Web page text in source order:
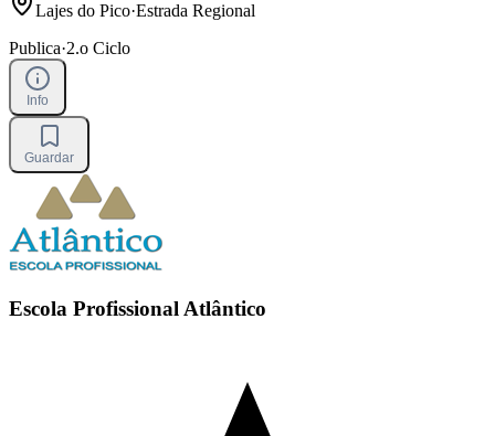
Lajes do Pico·Estrada Regional
Publica·2.o Ciclo
Info
Guardar
Escola Profissional Atlântico